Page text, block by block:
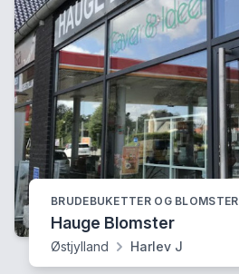
BRUDEBUKETTER OG BLOMSTER
Hauge Blomster
Østjylland Harlev J